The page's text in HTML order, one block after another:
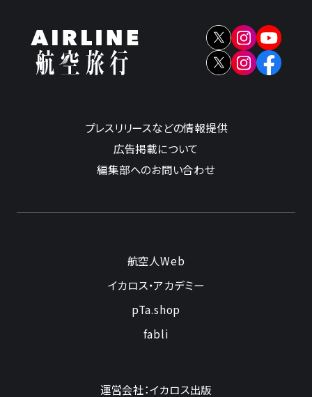
プレスリリースなどの情報提供
広告掲載について
編集部へのお問い合わせ
航空人Web
イカロス・アカデミー
pTa.shop
fabli
運営会社：イカロス出版